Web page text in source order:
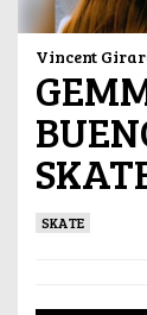
Vincent
SKATE